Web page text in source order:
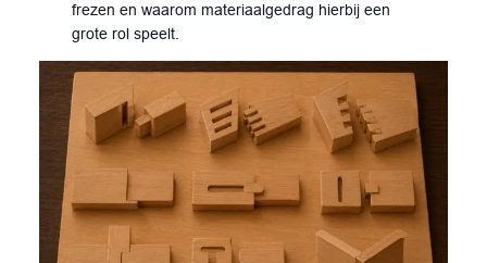
frezen en waarom materiaalgedrag hierbij een
grote rol speelt.